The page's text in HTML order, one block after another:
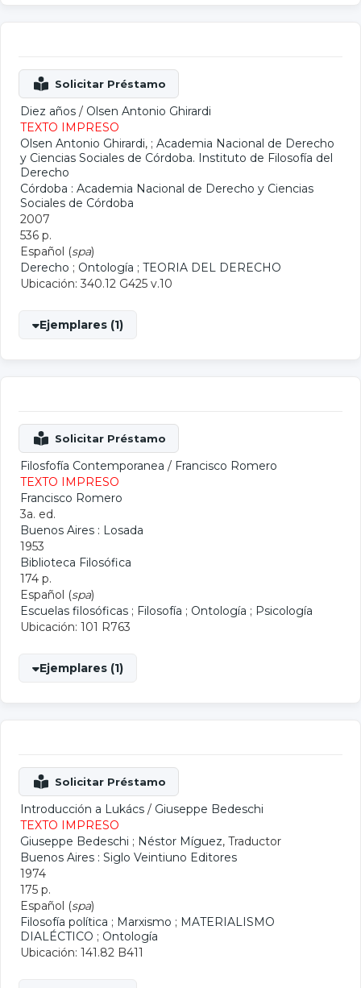
Diez años / Olsen Antonio Ghirardi
TEXTO IMPRESO
Olsen Antonio Ghirardi, ; Academia Nacional de Derecho
y Ciencias Sociales de Córdoba. Instituto de Filosofía del
Derecho
Córdoba : Academia Nacional de Derecho y Ciencias
Sociales de Córdoba
2007
536 p.
Español (spa)
Derecho ; Ontología ; TEORIA DEL DERECHO
Ubicación: 340.12 G425 v.10
Ejemplares (1)
Filosfofía Contemporanea / Francisco Romero
TEXTO IMPRESO
Francisco Romero
3a. ed.
Buenos Aires : Losada
1953
Biblioteca Filosófica
174 p.
Español (spa)
Escuelas filosóficas ; Filosofía ; Ontología ; Psicología
Ubicación: 101 R763
Ejemplares (1)
Introducción a Lukács / Giuseppe Bedeschi
TEXTO IMPRESO
Giuseppe Bedeschi ; Néstor Míguez, Traductor
Buenos Aires : Siglo Veintiuno Editores
1974
175 p.
Español (spa)
Filosofía política ; Marxismo ; MATERIALISMO
DIALÉCTICO ; Ontología
Ubicación: 141.82 B411